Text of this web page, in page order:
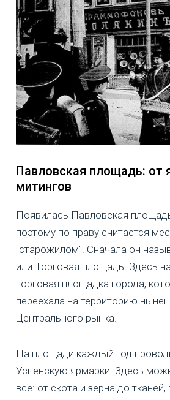
Павловская площадь: от
митингов
Появилась Павловская
поэтому по праву считается
"старожилом". Сначала он
или Торговая площадь. Здесь
торговая площадка города,
переехала на территорию
Центрального рынка.
На площади каждый год
Успенскую ярмарки. Здесь
все: от скота и зерна до